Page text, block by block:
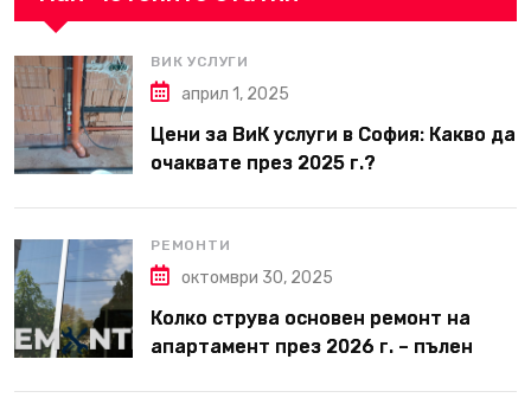
ВИК УСЛУГИ
април 1, 2025
Цени за ВиК услуги в София: Какво да
очаквате през 2025 г.?
РЕМОНТИ
октомври 30, 2025
Колко струва основен ремонт на
апартамент през 2026 г. – пълен